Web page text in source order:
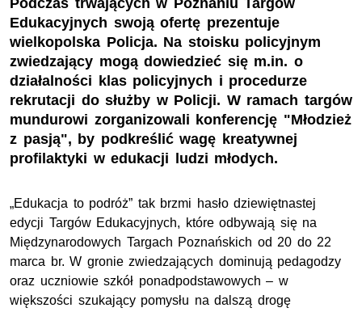
Podczas trwających w Poznaniu Targów
Edukacyjnych swoją ofertę prezentuje
wielkopolska Policja. Na stoisku policyjnym
zwiedzający mogą dowiedzieć się m.in. o
działalności klas policyjnych i procedurze
rekrutacji do służby w Policji. W ramach targów
mundurowi zorganizowali konferencję "Młodzież
z pasją", by podkreślić wagę kreatywnej
profilaktyki w edukacji ludzi młodych.
„Edukacja to podróż” tak brzmi hasło dziewiętnastej
edycji Targów Edukacyjnych, które odbywają się na
Międzynarodowych Targach Poznańskich od 20 do 22
marca br. W gronie zwiedzających dominują pedagodzy
oraz uczniowie szkół ponadpodstawowych – w
większości szukający pomysłu na dalszą drogę